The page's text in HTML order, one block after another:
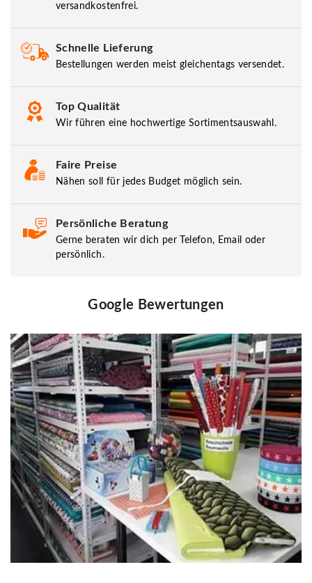
versandkostenfrei.
Schnelle Lieferung
Bestellungen werden meist gleichentags versendet.
Top Qualität
Wir führen eine hochwertige Sortimentsauswahl.
Faire Preise
Nähen soll für jedes Budget möglich sein.
Persönliche Beratung
Gerne beraten wir dich per Telefon, Email oder
persönlich.
Google Bewertungen